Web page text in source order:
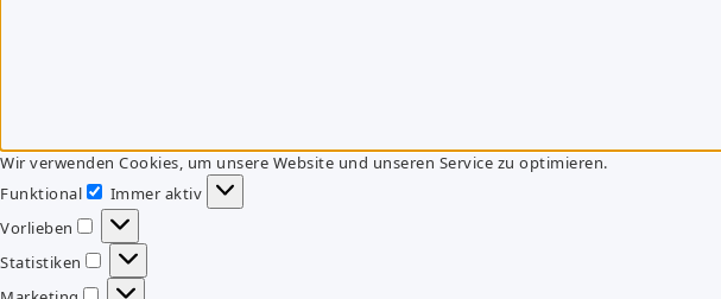
Wir verwenden Cookies, um unsere Website und unseren Service zu optimieren.
Funktional
Funktional
Immer aktiv
Vorlieben
Vorlieben
Statistiken
Statistiken